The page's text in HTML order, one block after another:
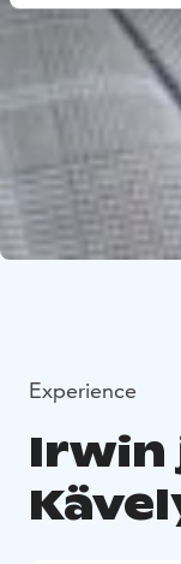
Experience
Irwin